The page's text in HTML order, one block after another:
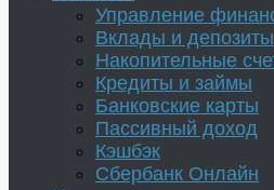
Управление
Вклады и депозиты
Накопительные
Кредиты и займы
Банковские карты
Пассивный доход
Кэшбэк
Сбербанк Онлайн